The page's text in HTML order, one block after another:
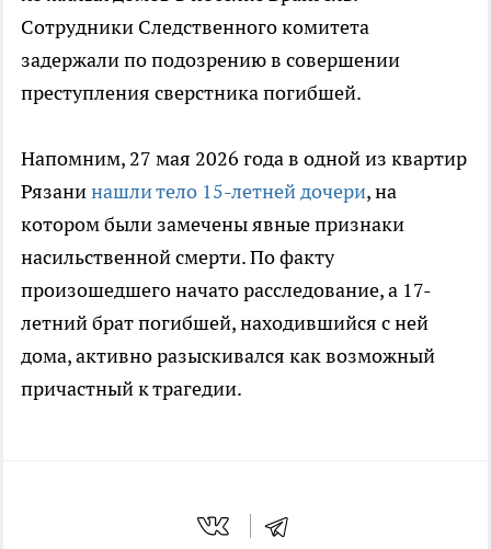
Сотрудники Следственного комитета
задержали по подозрению в совершении
преступления сверстника погибшей.
Напомним, 27 мая 2026 года в одной из квартир
Рязанинашли тело 15-летней дочери, на
котором были замечены явные признаки
насильственной смерти. По факту
произошедшего начато расследование, а 17-
летний брат погибшей, находившийся с ней
дома, активно разыскивался как возможный
причастный к трагедии.